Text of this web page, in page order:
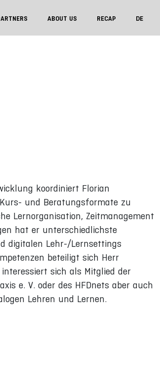
ABOUT US RECAP DE
koordiniert Florian
und Beratungsformate zu
Lernorganisation, Zeitmanagement
hat er unterschiedlichste
digitalen Lehr-/Lernsettings
beteiligt sich Herr
sich als Mitglied der
e. V. oder des HFDnets aber auch
Lehren und Lernen.